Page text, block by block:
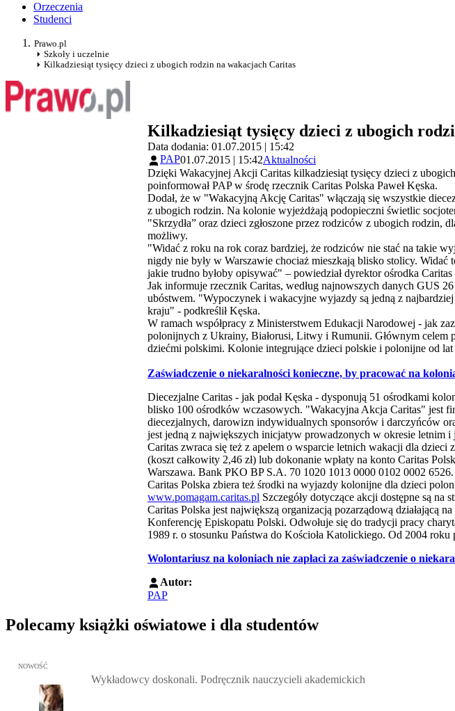
Orzeczenia
Studenci
Prawo.pl
Szkoły i uczelnie
Kilkadziesiąt tysięcy dzieci z ubogich rodzin na wakacjach Caritas
Kilkadziesiąt tysięcy dzieci z ubogich
Data dodania: 01.07.2015 | 15:42
PAP01.07.2015 | 15:42Aktualności
Dzięki Wakacyjnej Akcji Caritas kilkadziesiąt tysięcy dzieci z
poinformował PAP w środę rzecznik Caritas Polska Paweł Kęska.
Dodał, że w "Wakacyjną Akcję Caritas" włączają się wszystkie
z ubogich rodzin. Na kolonie wyjeżdżają podopieczni świetlic
"Skrzydła” oraz dzieci zgłoszone przez rodziców z ubogich rodzin,
możliwy.
"Widać z roku na rok coraz bardziej, że rodziców nie stać na takie
nigdy nie były w Warszawie chociaż mieszkają blisko stolicy.
jakie trudno byłoby opisywać" – powiedział dyrektor ośrodka
Jak informuje rzecznik Caritas, według najnowszych danych GUS
ubóstwem. "Wypoczynek i wakacyjne wyjazdy są jedną z
kraju" - podkreślił Kęska.
W ramach współpracy z Ministerstwem Edukacji Narodowej - jak
polonijnych z Ukrainy, Białorusi, Litwy i Rumunii. Głównym celem
dziećmi polskimi. Kolonie integrujące dzieci polskie i polonijne od lat
Zaświadczenie o niekaralności konieczne, by pracować na
Diecezjalne Caritas - jak podał Kęska - dysponują 51 ośrodkami
blisko 100 ośrodków wczasowych. "Wakacyjna Akcja Caritas" jest
diecezjalnych, darowizn indywidualnych sponsorów i darczyńców
jest jedną z największych inicjatyw prowadzonych w okresie letnim i
Caritas zwraca się też z apelem o wsparcie letnich wakacji dla
(koszt całkowity 2,46 zł) lub dokonanie wpłaty na konto Caritas
Warszawa. Bank PKO BP S.A. 70 1020 1013 0000 0102 0002 6526.
Caritas Polska zbiera też środki na wyjazdy kolonijne dla dzieci
www.pomagam.caritas.pl Szczegóły dotyczące akcji dostępne są na
Caritas Polska jest największą organizacją pozarządową działającą
Konferencję Episkopatu Polski. Odwołuje się do tradycji pracy
1989 r. o stosunku Państwa do Kościoła Katolickiego. Od 2004
Wolontariusz na koloniach nie zapłaci za zaświadczenie o
Autor:
PAP
Polecamy książki oświatowe i dla studentów
Przejdź do: Wykładowcy doskonali. Podręcznik nauczycieli akademickich, Andrzej Rozmus -
NOWOŚĆ
Wykładowcy doskonali. Podręcznik nauczycieli akademickich